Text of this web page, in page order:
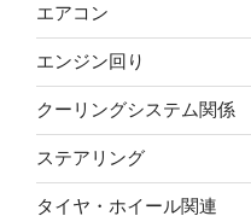
エアコン
エンジン回り
クーリングシステム関係
ステアリング
タイヤ・ホイール関連